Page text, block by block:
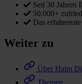
Seit 30 Jahren
50.000+
Das
Weiter zu
Über Haim
Themen